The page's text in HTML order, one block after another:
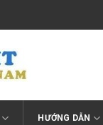
HƯỚNG DẪN